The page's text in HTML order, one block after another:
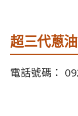
超三代蔥
電話號碼：